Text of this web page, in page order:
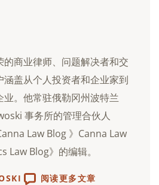
商业律师、问题解决者和交
盖从个人投资者和企业家到
业。他常驻俄勒冈州波特兰
事务所的管理合伙人
Law Blog 》Canna Law
Law Blog》的编辑。
阅读更多文章